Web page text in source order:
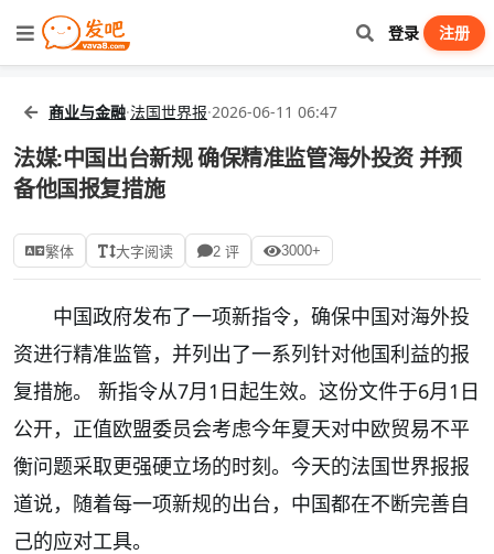
登录 注册
商业与金融·法国世界报·2026-06-11 06:47
法媒:中国出台新规 确保精准监管海外投资 并预
备他国报复措施
繁体 大字阅读 2 评 3000+
中国政府发布了一项新指令，确保中国对海外投
资进行精准监管，并列出了一系列针对他国利益的报
复措施。 新指令从7月1日起生效。这份文件于6月1日
公开，正值欧盟委员会考虑今年夏天对中欧贸易不平
衡问题采取更强硬立场的时刻。今天的法国世界报报
道说，随着每一项新规的出台，中国都在不断完善自
己的应对工具。